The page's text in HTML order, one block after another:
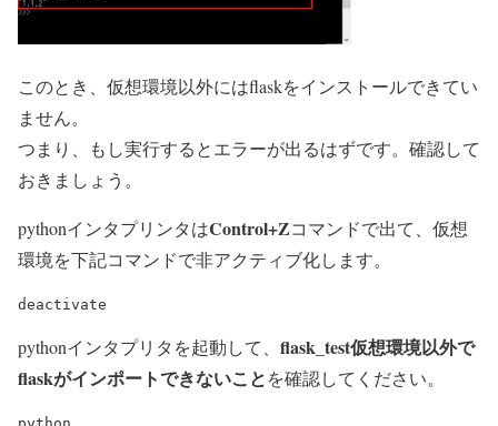
このとき、仮想環境以外にはflaskをインストールできてい
ません。
つまり、もし実行するとエラーが出るはずです。確認して
おきましょう。
pythonインタプリンタはControl+Zコマンドで出て、仮想
環境を下記コマンドで非アクティブ化します。
pythonインタプリタを起動して、 flask_test仮想環境以外で
flaskがインポートできないことを確認してください。